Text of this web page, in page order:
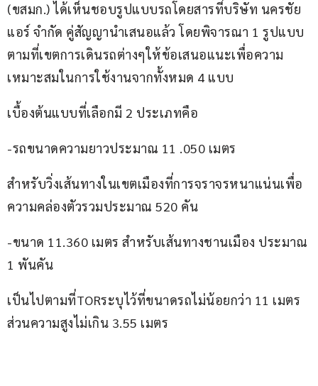
(ขสมก.) ได้เห็นชอบรูปแบบรถโดยสารที่บริษัท นครชัย
แอร์ จำกัด คู่สัญญานำเสนอแล้ว โดยพิจารณา 1 รูปแบบ
ตามที่เขตการเดินรถต่างๆให้ข้อเสนอแนะเพื่อความ
เหมาะสมในการใช้งานจากทั้งหมด 4 แบบ
เบื้องต้นแบบที่เลือกมี 2 ประเภทคือ
-รถขนาดความยาวประมาณ 11 .050 เมตร
สำหรับวิ่งเส้นทางในเขตเมืองที่การจราจรหนาแน่นเพื่อ
ความคล่องตัวรวมประมาณ 520 คัน
-ขนาด 11.360 เมตร สำหรับเส้นทางชานเมือง ประมาณ
1 พันคัน
เป็นไปตามที่TORระบุไว้ที่ขนาดรถไม่น้อยกว่า 11 เมตร
ส่วนความสูงไม่เกิน 3.55 เมตร